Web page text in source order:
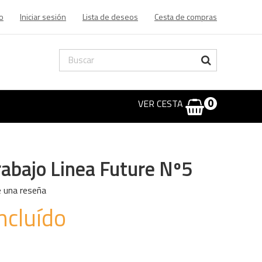
Iniciar sesión Lista de deseos Cesta de compras
VER CESTA 0
Linea Future Nº5
una reseña